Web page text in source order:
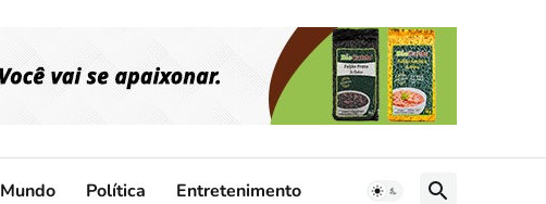
Mundo Política Entretenimento